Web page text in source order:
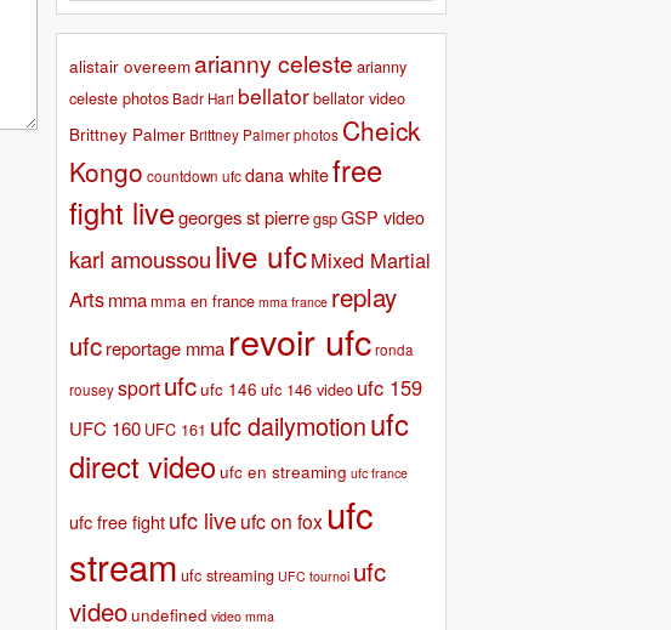
alistair overeemarianny celeste arianny
celeste photos Badr Hari bellatorbellator video
Brittney Palmer Brittney Palmer photos Cheick
Kongo countdown ufcdana whitefree
fight livegeorges st pierregspGSP video
karl amoussoulive ufcMixed Martial
Artsmmamma en france mma france replay
ufcreportage mma revoir ufcronda
rouseysportufcufc 146 ufc 146 video ufc 159
UFC 160 UFC 161 ufc dailymotionufc
direct video ufc en streaming ufc france
ufc free fight ufc liveufc on fox ufc
stream ufc streaming UFC tournoi ufc
videoundefined video mma